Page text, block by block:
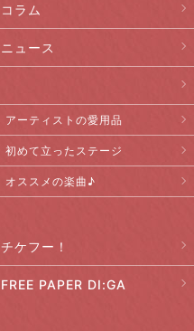
コラム
ニュース
アーティストの愛用品
初めて立ったステージ
オススメの楽曲♪
チケフー！
FREE PAPER DI:GA